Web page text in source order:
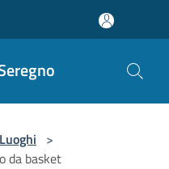
Luoghi >
da basket